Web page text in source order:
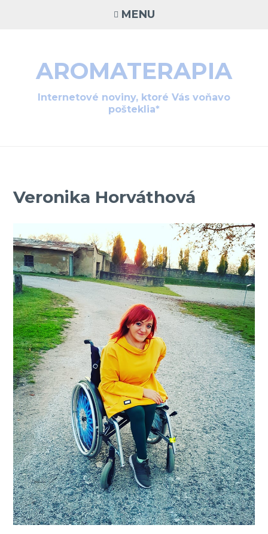
MENU
AROMATERAPIA
Internetové noviny, ktoré Vás voňavo
pošteklia*
Veronika Horváthová